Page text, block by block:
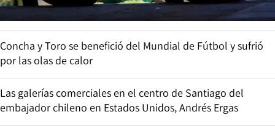
Concha y Toro se benefició del Mundial de Fútbol y sufrió
por las olas de calor
Las galerías comerciales en el centro de Santiago del
embajador chileno en Estados Unidos, Andrés Ergas